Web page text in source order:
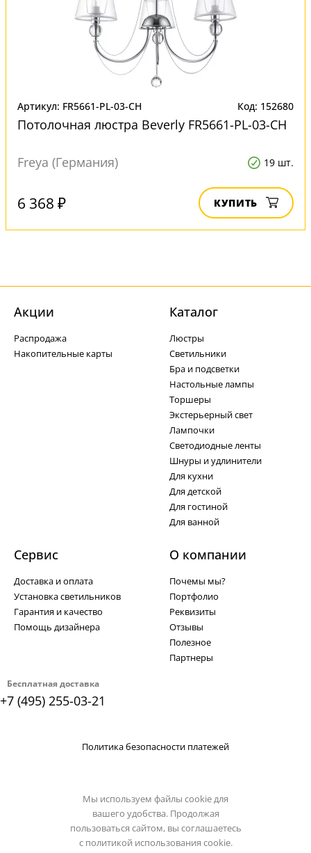
Артикул: FR5661-PL-03-CH Код: 152680
Потолочная люстра Beverly FR5661-PL-03-CH
Freya (Германия) 19 шт.
6 368 ₽ КУПИТЬ
Бесплатная доставка
+7 (495) 255-03-21
Акции
Распродажа
Накопительные карты
Каталог
Люстры
Светильники
Бра и подсветки
Настольные лампы
Торшеры
Экстерьерный свет
Лампочки
Светодиодные ленты
Шнуры и удлинители
Для кухни
Для детской
Для гостиной
Для ванной
Сервис
Доставка и оплата
Установка светильников
Гарантия и качество
Помощь дизайнера
О компании
Почемы мы?
Портфолио
Реквизиты
Отзывы
Полезное
Партнеры
Политика безопасности платежей
Мы используем файлы cookie для
вашего удобства. Продолжая
пользоваться сайтом, вы соглашаетесь
с политикой использования cookie.